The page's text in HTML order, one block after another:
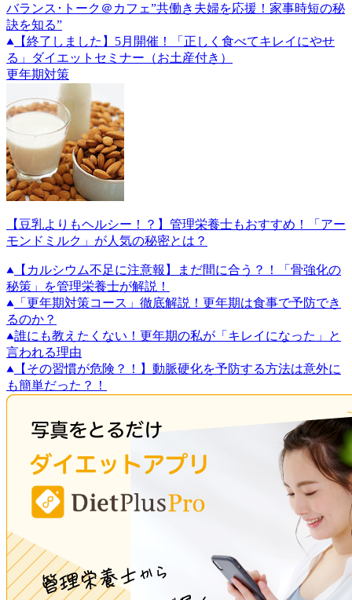
バランス･トーク＠カフェ”共働き夫婦を応援！家事時短の秘
訣を知る”
【終了しました】5月開催！「正しく食べてキレイにやせ
る」ダイエットセミナー（お土産付き）
更年期対策
【豆乳よりもヘルシー！？】管理栄養士もおすすめ！「アー
モンドミルク」が人気の秘密とは？
【カルシウム不足に注意報】まだ間に合う？！「骨強化の
秘策」を管理栄養士が解説！
「更年期対策コース」徹底解説！更年期は食事で予防でき
るのか？
誰にも教えたくない！更年期の私が「キレイになった」と
言われる理由
【その習慣が危険？！】動脈硬化を予防する方法は意外に
も簡単だった？！